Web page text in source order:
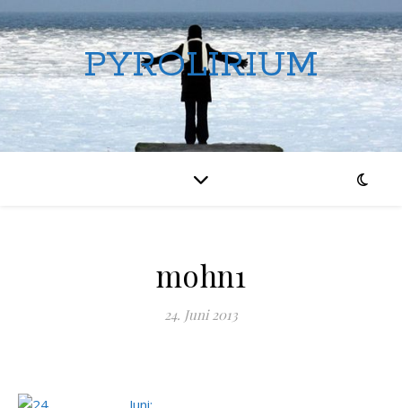
PYROLIRIUM
mohn1
24. Juni 2013